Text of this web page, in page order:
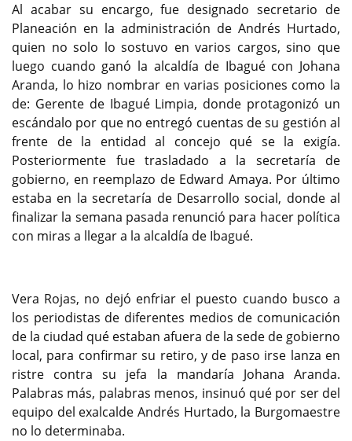
Al acabar su encargo, fue designado secretario de
Planeación en la administración de Andrés Hurtado,
quien no solo lo sostuvo en varios cargos, sino que
luego cuando ganó la alcaldía de Ibagué con Johana
Aranda, lo hizo nombrar en varias posiciones como la
de: Gerente de Ibagué Limpia, donde protagonizó un
escándalo por que no entregó cuentas de su gestión al
frente de la entidad al concejo qué se la exigía.
Posteriormente fue trasladado a la secretaría de
gobierno, en reemplazo de Edward Amaya. Por último
estaba en la secretaría de Desarrollo social, donde al
finalizar la semana pasada renunció para hacer política
con miras a llegar a la alcaldía de Ibagué.
Vera Rojas, no dejó enfriar el puesto cuando busco a
los periodistas de diferentes medios de comunicación
de la ciudad qué estaban afuera de la sede de gobierno
local, para confirmar su retiro, y de paso irse lanza en
ristre contra su jefa la mandaría Johana Aranda.
Palabras más, palabras menos, insinuó qué por ser del
equipo del exalcalde Andrés Hurtado, la Burgomaestre
no lo determinaba.